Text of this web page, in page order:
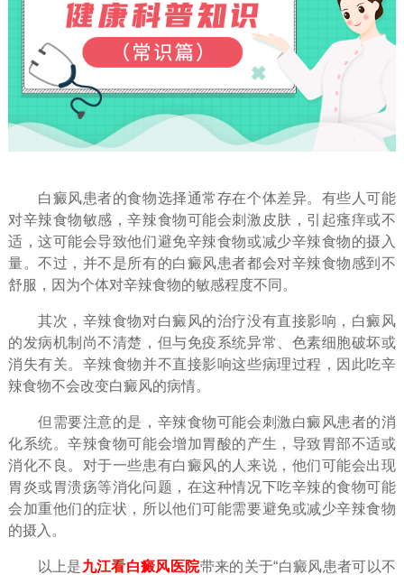
白癜风患者的食物选择通常存在个体差异。有些人可能
对辛辣食物敏感，辛辣食物可能会刺激皮肤，引起瘙痒或不
适，这可能会导致他们避免辛辣食物或减少辛辣食物的摄入
量。不过，并不是所有的白癜风患者都会对辛辣食物感到不
舒服，因为个体对辛辣食物的敏感程度不同。
其次，辛辣食物对白癜风的治疗没有直接影响，白癜风
的发病机制尚不清楚，但与免疫系统异常、色素细胞破坏或
消失有关。辛辣食物并不直接影响这些病理过程，因此吃辛
辣食物不会改变白癜风的病情。
但需要注意的是，辛辣食物可能会刺激白癜风患者的消
化系统。辛辣食物可能会增加胃酸的产生，导致胃部不适或
消化不良。对于一些患有白癜风的人来说，他们可能会出现
胃炎或胃溃疡等消化问题，在这种情况下吃辛辣的食物可能
会加重他们的症状，所以他们可能需要避免或减少辛辣食物
的摄入。
以上是九江看白癜风医院带来的关于“白癜风患者可以不